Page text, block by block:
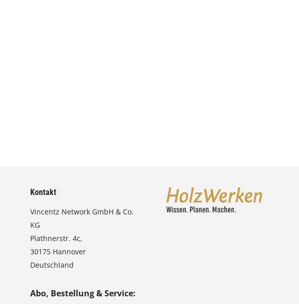
Kontakt
Vincentz Network GmbH & Co.
KG
Plathnerstr. 4c,
30175 Hannover
Deutschland
Abo, Bestellung & Service: